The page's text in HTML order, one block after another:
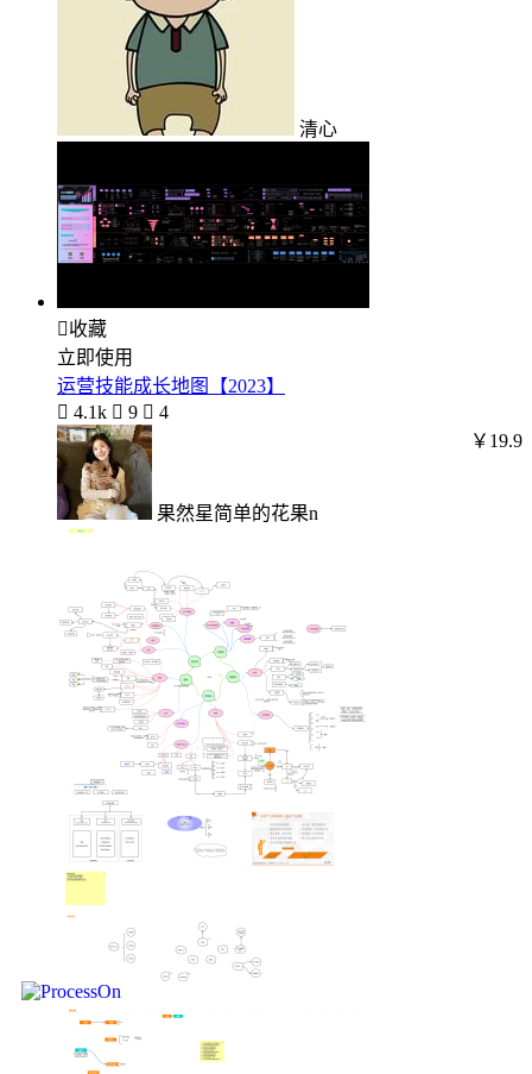
清心
收藏
立即使用
运营技能成长地图【2023】
 4.1k  9  4
果然星简单的花果n
￥19.9